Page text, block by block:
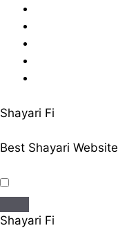
content
Shayari Fi
Best Shayari Website
Shayari Fi